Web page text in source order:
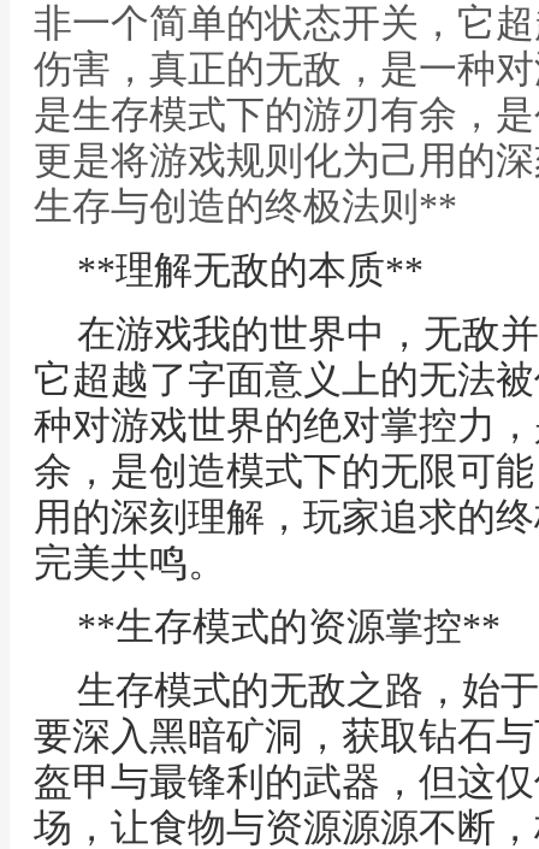
非一个简单的状态开关，它
伤害，真正的无敌，是一种
是生存模式下的游刃有余，
更是将游戏规则化为己用的
生存与创造的终极法则**
**理解无敌的本质**
在游戏我的世界中，无敌
它超越了字面意义上的无法
种对游戏世界的绝对掌控力
余，是创造模式下的无限可
用的深刻理解，玩家追求的
完美共鸣。
**生存模式的资源掌控**
生存模式的无敌之路，始
要深入黑暗矿洞，获取钻石
盔甲与最锋利的武器，但这
场，让食物与资源源源不断